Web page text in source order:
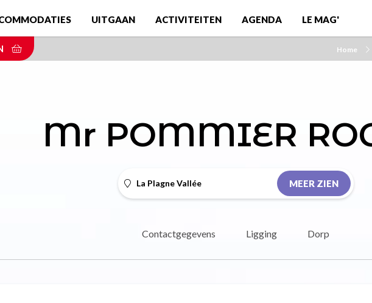
UITGAAN ACTIVITEITEN AGENDA LE MAG'
Home
Mr POMMIER
La Plagne Vallée MEER ZIEN
Contactgegevens Ligging Dorp